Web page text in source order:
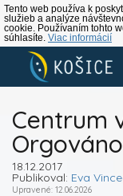
Tento web používa k
služieb a analýze
cookie. Používaním tohto
súhlasíte. Viac informácií
Centrum
18.12.2017
Publikoval: Eva
Upravené: 12.06.2026